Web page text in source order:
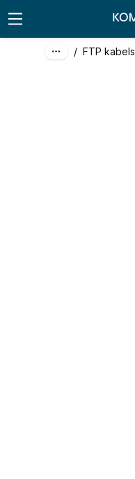
/ FTP kabels